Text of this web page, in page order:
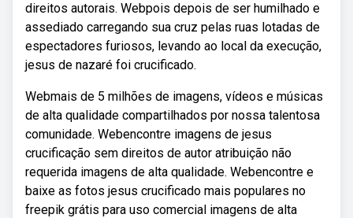
direitos autorais. Webpois depois de ser humilhado e
assediado carregando sua cruz pelas ruas lotadas de
espectadores furiosos, levando ao local da execução,
jesus de nazaré foi crucificado.
Webmais de 5 milhões de imagens, vídeos e músicas
de alta qualidade compartilhados por nossa talentosa
comunidade. Webencontre imagens de jesus
crucificação sem direitos de autor atribuição não
requerida imagens de alta qualidade. Webencontre e
baixe as fotos jesus crucificado mais populares no
freepik grátis para uso comercial imagens de alta